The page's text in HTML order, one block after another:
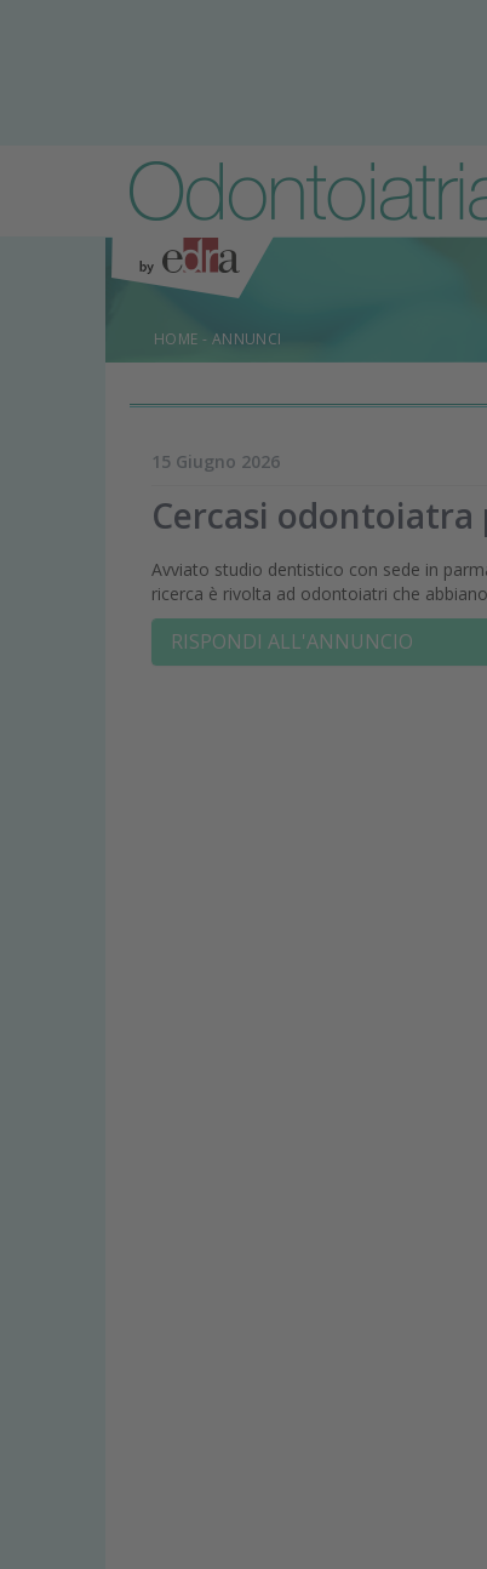
HOME - ANNUNCI
15 Giugno 2026
Cercasi odontoiatra
Avviato studio dentistico con sede in
ricerca è rivolta ad odontoiatri che
RISPONDI ALL'ANNUNCIO